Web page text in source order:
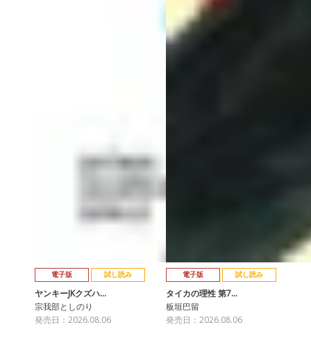
電子版 試し読み
ヤンキーJKクズハ…
宗我部としのり
発売日：2026.08.06
電子版 試し読み
タイカの理性 第7…
板垣巴留
発売日：2026.08.06